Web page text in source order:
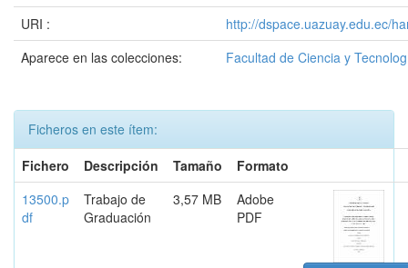
URI :
http://dspace.uazuay.edu.ec/
Aparece en las colecciones:
Facultad de Ciencia y
Ficheros en este ítem:
Fichero
Descripción Tamaño
Formato
13500.p
df
Trabajo de
Graduación
3,57 MB
Adobe
PDF